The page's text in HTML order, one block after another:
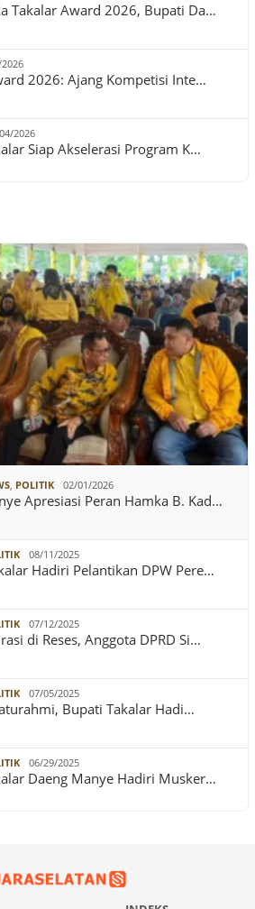
Takalar Award 2026, Bupati Da…
2026: Ajang Kompetisi Inte…
2026
Siap Akselerasi Program K…
, POLITIK 02/01/2026
Apresiasi Peran Hamka B. Kad…
08/11/2025
Hadiri Pelantikan DPW Pere…
07/12/2025
di Reses, Anggota DPRD Si…
07/05/2025
Bupati Takalar Hadi…
06/29/2025
Daeng Manye Hadiri Musker…